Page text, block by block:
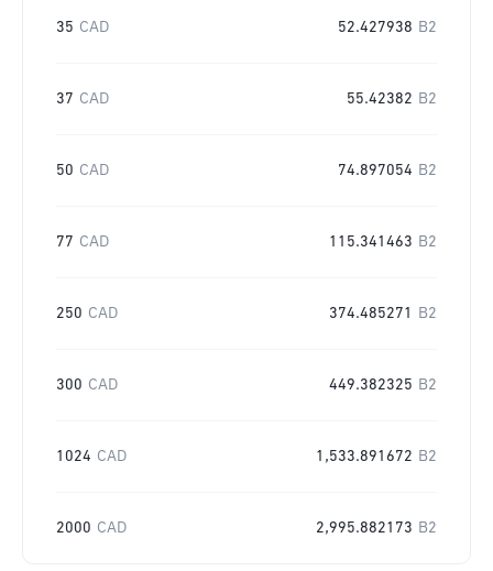
35 CAD 52.427938 B2
37 CAD 55.42382 B2
50 CAD 74.897054 B2
77 CAD 115.341463 B2
250 CAD 374.485271 B2
300 CAD 449.382325 B2
1024 CAD 1,533.891672 B2
2000 CAD 2,995.882173 B2